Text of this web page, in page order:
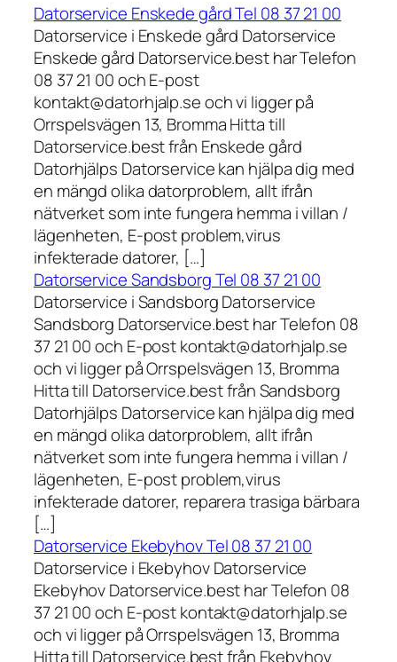
Datorservice Enskede gård Tel 08 37 21 00
Datorservice i Enskede gård Datorservice
Enskede gård Datorservice.best har Telefon
08 37 21 00 och E-post
kontakt@datorhjalp.se och vi ligger på
Orrspelsvägen 13, Bromma Hitta till
Datorservice.best från Enskede gård
Datorhjälps Datorservice kan hjälpa dig med
en mängd olika datorproblem, allt ifrån
nätverket som inte fungera hemma i villan /
lägenheten, E-post problem,virus
infekterade datorer, […]
Datorservice Sandsborg Tel 08 37 21 00
Datorservice i Sandsborg Datorservice
Sandsborg Datorservice.best har Telefon 08
37 21 00 och E-post kontakt@datorhjalp.se
och vi ligger på Orrspelsvägen 13, Bromma
Hitta till Datorservice.best från Sandsborg
Datorhjälps Datorservice kan hjälpa dig med
en mängd olika datorproblem, allt ifrån
nätverket som inte fungera hemma i villan /
lägenheten, E-post problem,virus
infekterade datorer, reparera trasiga bärbara
[…]
Datorservice Ekebyhov Tel 08 37 21 00
Datorservice i Ekebyhov Datorservice
Ekebyhov Datorservice.best har Telefon 08
37 21 00 och E-post kontakt@datorhjalp.se
och vi ligger på Orrspelsvägen 13, Bromma
Hitta till Datorservice.best från Ekebyhov